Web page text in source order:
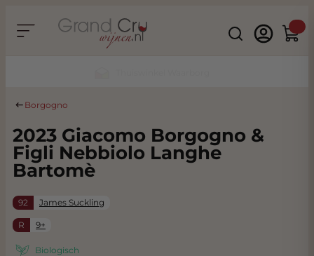
Search
Borgogno
2023 Giacomo Borgogno &
Figli Nebbiolo Langhe
Bartomè
92 James Suckling
R 9+
Biologisch